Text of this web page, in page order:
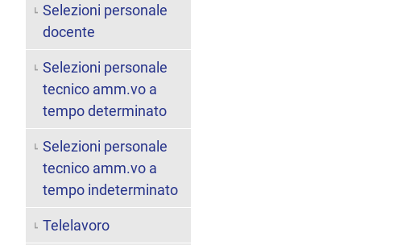
Selezioni personale
docente
Selezioni personale
tecnico amm.vo a
tempo determinato
Selezioni personale
tecnico amm.vo a
tempo indeterminato
Telelavoro